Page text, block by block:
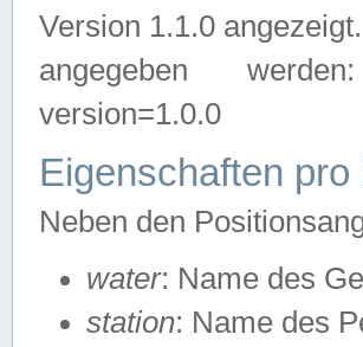
Version 1.1.0
angegeben werden:
version=1.0.0
Eigenschaften
Neben den
water: Name des
station: Name des